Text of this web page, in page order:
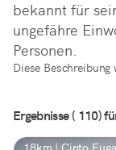
bekannt für
ungefähre
Personen.
Diese
Ergebnisse ( 110)